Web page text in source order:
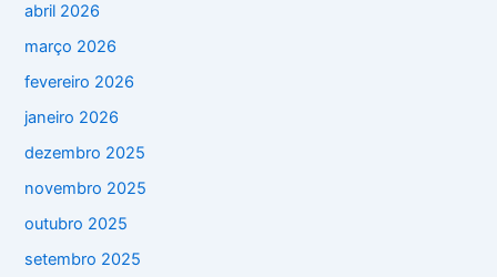
abril 2026
março 2026
fevereiro 2026
janeiro 2026
dezembro 2025
novembro 2025
outubro 2025
setembro 2025